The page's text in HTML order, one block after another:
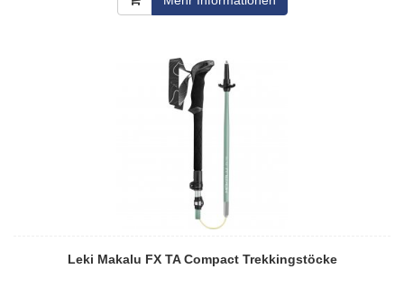
Leki Makalu FX TA Compact Trekkingstöcke